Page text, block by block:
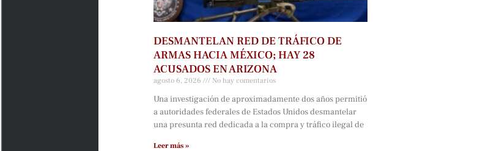
DESMANTELAN RED DE TRÁFICO DE
ARMAS HACIA MÉXICO; HAY 28
ACUSADOS EN ARIZONA
agosto 6, 2026 No hay comentarios
Una investigación de aproximadamente dos años permitió
a autoridades federales de Estados Unidos desmantelar
una presunta red dedicada a la compra y tráfico ilegal de
Leer más »